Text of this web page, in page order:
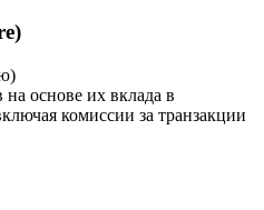
основе их вклада в
комиссии за транзакции